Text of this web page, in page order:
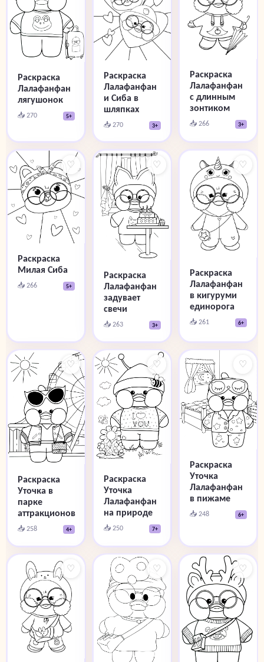
Раскраска
Лалафанфан
лягушонок
📥 270 5+
Раскраска
Лалафанфан
и Сиба в
шляпках
📥 270 3+
Раскраска
Лалафанфан
с длинным
зонтиком
📥 266 3+
♡
Раскраска
Милая Сиба
📥 266 5+
♡
Раскраска
Лалафанфан
задувает
свечи
📥 263 3+
♡
Раскраска
Лалафанфан
в кигуруми
единорога
📥 261 6+
♡
Раскраска
Уточка в
парке
аттракционов
📥 258 4+
♡
Раскраска
Уточка
Лалафанфан
на природе
📥 250 7+
♡
Раскраска
Уточка
Лалафанфан
в пижаме
📥 248 6+
♡ ♡ ♡